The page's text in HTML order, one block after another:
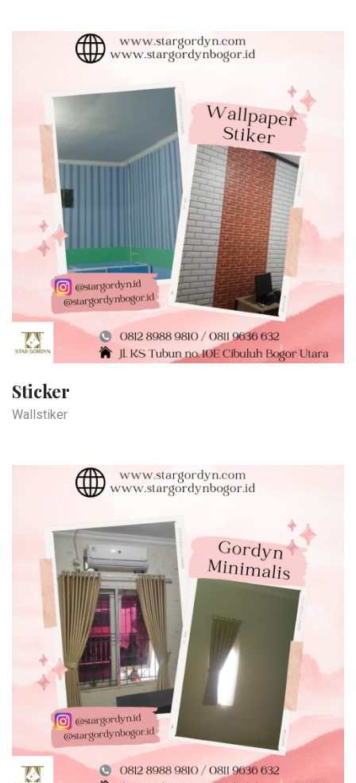
Sticker
Wallstiker